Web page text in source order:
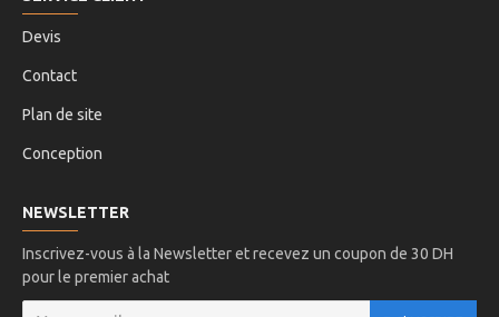
Devis
Contact
Plan de site
Conception
NEWSLETTER
Inscrivez-vous à la Newsletter et recevez un coupon de 30 DH
pour le premier achat